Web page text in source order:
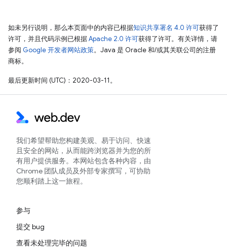
如未另行说明，那么本页面中的内容已根据知识共享署名 4.0 许可获得了
许可，并且代码示例已根据Apache 2.0 许可获得了许可。有关详情，请
参阅 Google 开发者网站政策。Java 是 Oracle 和/或其关联公司的注册
商标。
最后更新时间 (UTC)：2020-03-11。
我们希望帮助您构建美观、易于访问、快速
且安全的网站，从而能跨浏览器并为您的所
有用户提供服务。本网站包含各种内容，由
Chrome 团队成员及外部专家撰写，可协助
您顺利踏上这一旅程。
参与
提交 bug
查看未处理完毕的问题